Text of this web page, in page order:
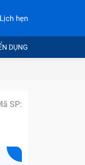
Lịch hẹn
DỤNG
SP: